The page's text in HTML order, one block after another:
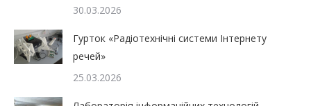
30.03.2026
Гурток «Радіотехнічні системи Інтернету
речей»
25.03.2026